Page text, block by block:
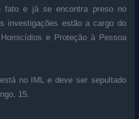
fato e já se encontra preso no
investigações estão a cargo do
e Proteção à Pessoa
no IML e deve ser sepultado
15.